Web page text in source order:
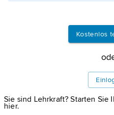
Informationen
Kostenlos
Sie sind Lehrkraft? Starten Sie
hier.